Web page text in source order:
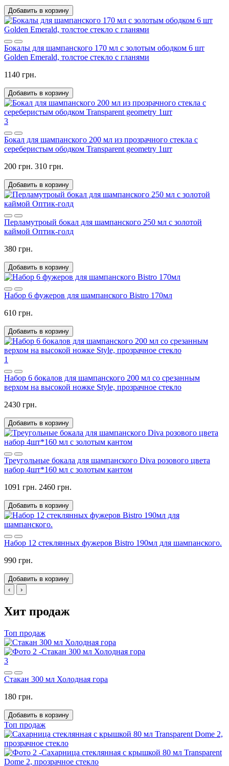
Добавить в корзину
Бокалы для шампанского 170 мл с золотым ободком 6 шт
Golden Emerald, толстое стекло с гланями
1140 грн.
Добавить в корзину
3
Бокал для шампанского 200 мл из прозрачного стекла с
сереберистым ободком Transparent geometry 1шт
200 грн. 310 грн.
Добавить в корзину
Перламутроый бокал для шампанского 250 мл с золотой
каймой Оптик-голд
380 грн.
Добавить в корзину
Набор 6 фужеров для шампанского Bistro 170мл
610 грн.
Добавить в корзину
1
Набор 6 бокалов для шампанского 200 мл со срезанным
верхом на высокой ножке Style, прозрачное стекло
2430 грн.
Добавить в корзину
Треугольные бокала для шампанского Diva розового цвета
набор 4шт*160 мл с золотым кантом
1091 грн. 2460 грн.
Добавить в корзину
Набор 12 стеклянных фужеров Bistro 190мл для шампанского.
990 грн.
Добавить в корзину
‹
›
Хит продаж
Топ продаж
3
Стакан 300 мл Холодная гора
180 грн.
Добавить в корзину
Топ продаж